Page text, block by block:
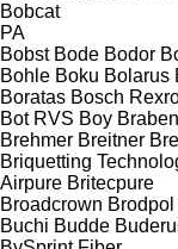
Bobcat
PA
Bobst Bode Bodor
Bohle Boku Bolarus
Boratas Bosch
Bot RVS Boy
Brehmer Breitner
Briquetting
Airpure Britecpure
Broadcrown Brodpol
Buchi Budde